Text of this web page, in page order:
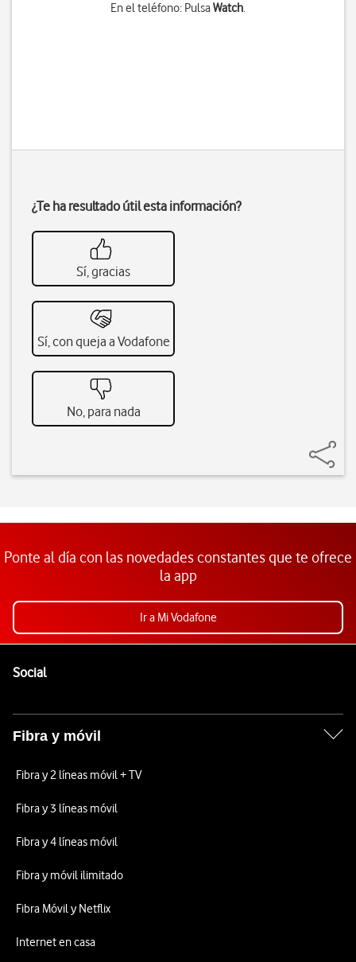
En el teléfono: PulsaWatch.
¿Te ha resultado útil esta información?
Sí, gracias
Sí, con queja a Vodafone
No, para nada
Ponte al día con las novedades constantes que te ofrece
la app
Ir a Mi Vodafone
SocialEnlaces a las redes sociales de Vodafone
Fibra y móvil
Fibra y 2 líneas móvil + TV
Fibra y 3 líneas móvil
Fibra y 4 líneas móvil
Fibra y móvil ilimitado
Fibra Móvil y Netflix
Internet en casa